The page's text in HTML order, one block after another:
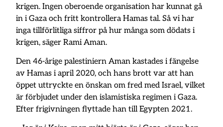
krigen. Ingen oberoende organisation har kunnat gå
in i Gaza och fritt kontrollera Hamas tal. Så vi har
inga tillförlitliga siffror på hur många som dödats i
krigen, säger Rami Aman.
Den 46-årige palestiniern Aman kastades i fängelse
av Hamas i april 2020, och hans brott var att han
öppet uttryckte en önskan om fred med Israel, vilket
är förbjudet under den islamistiska regimen i Gaza.
Efter frigivningen flyttade han till Egypten 2021.